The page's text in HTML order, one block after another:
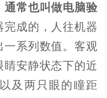
通常也叫做电脑验
完成的，人往机器
一系列数值。客观
安静状态下的近
及两只眼的瞳距